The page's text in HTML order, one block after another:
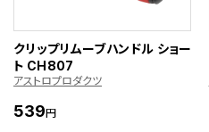
クリップリムーブハンドル ショー
ト CH807
アストロプロダクツ
539円